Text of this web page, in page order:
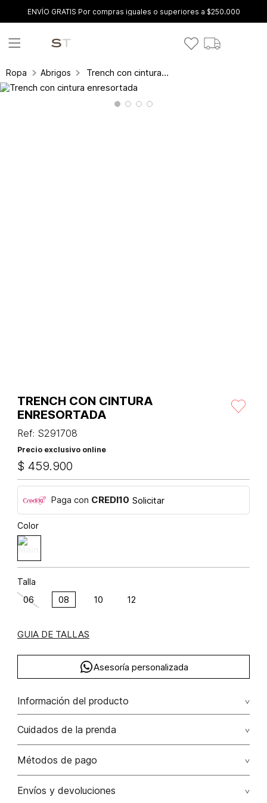
ENVÍO GRATIS Por compras iguales o superiores a $250.000
Ropa Abrigos y gabanes Trench con cintura enresortada
TRENCH CON CINTURA
ENRESORTADA
Ref: S291708
Precio exclusivo online
$ 459.900
Paga con CREDI10 Solicitar
Color
Talla
06 08 10 12
GUIA DE TALLAS
Asesoría personalizada
Información del producto
C47-complementarias sf semana 47 2025 algodón 58%
poliéster 42% 58.00% algodón/cotton42.00%
poliéster/polyester
Cuidados de la prenda
Lavado profesional en seco los tonos oscuros sueltan
No lavar
Métodos de pago
Tarjetas de crédito: Visa, Dinners, Master Card y American
Envíos y devoluciones